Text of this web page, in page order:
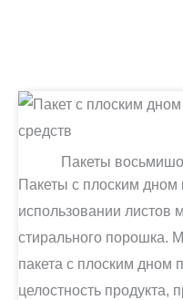
Пакеты
Пакеты с плоским
использовании листов
стирального порошка.
пакета с плоским дном
целостность продукта,